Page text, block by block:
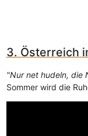
3. Österreich
"Nur net hudeln, die
Sommer wird die